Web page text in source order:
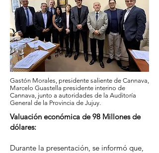
Gastón Morales, presidente saliente de Cannava,
Marcelo Guastella presidente interino de
Cannava, junto a autoridades de la Auditoría
General de la Provincia de Jujuy.
Valuación económica de 98 Millones de
dólares:
Durante la presentación, se informó que,